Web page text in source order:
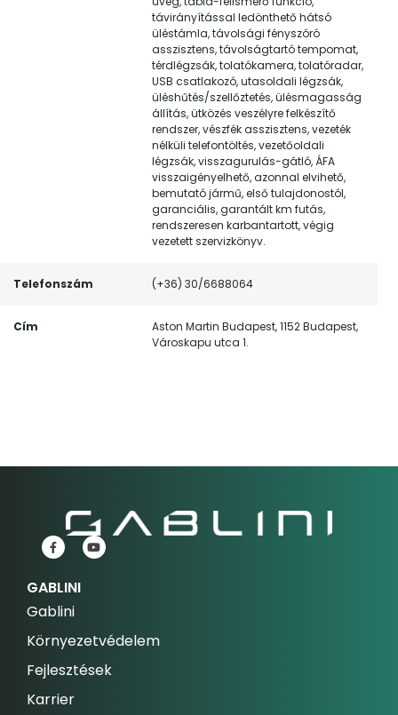
távirányítással ledönthető hátsó
üléstámla, távolsági fényszóró
asszisztens, távolságtartó tempomat,
térdlégzsák, tolatókamera, tolatóradar,
USB csatlakozó, utasoldali légzsák,
üléshűtés/szellőztetés, ülésmagasság
állítás, ütközés veszélyre felkészítő
rendszer, vészfék asszisztens, vezeték
nélküli telefontöltés, vezetőoldali
légzsák, visszagurulás-gátló, ÁFA
visszaigényelhető, azonnal elvihető,
bemutató jármű, első tulajdonostól,
garanciális, garantált km futás,
rendszeresen karbantartott, végig
vezetett szervizkönyv.
Telefonszám (+36) 30/6688064
Cím
Aston Martin Budapest, 1152 Budapest,
Városkapu utca 1.
GABLINI
Gablini
Környezetvédelem
Fejlesztések
Karrier